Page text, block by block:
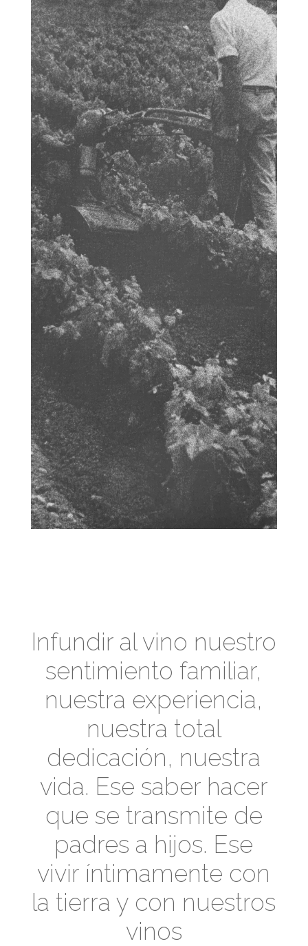
Infundir al vino nuestro
sentimiento familiar,
nuestra experiencia,
nuestra total
dedicación, nuestra
vida. Ese saber hacer
que se transmite de
padres a hijos. Ese
vivir íntimamente con
la tierra y con nuestros
vinos